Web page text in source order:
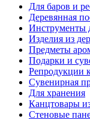
Для баров и
Деревянная
Инструменты
Изделия из
Предметы
Подарки и
Репродукции
Сувенирная
Для хранения
Канцтовары
Стеновые